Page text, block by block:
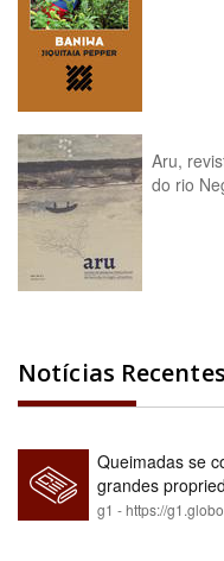
Aru,
do rio
Notícias Recentes
Queimadas se
grandes
relatório
g1 - https://